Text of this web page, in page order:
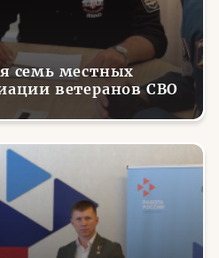
семь местных
ветеранов СВО